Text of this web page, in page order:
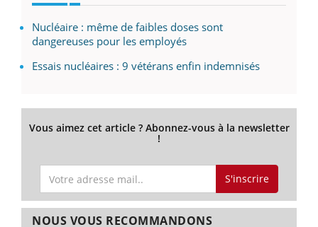
Nucléaire : même de faibles doses sont
dangereuses pour les employés
Essais nucléaires : 9 vétérans enfin indemnisés
Vous aimez cet article ? Abonnez-vous à la newsletter
!
S'inscrire
NOUS VOUS RECOMMANDONS